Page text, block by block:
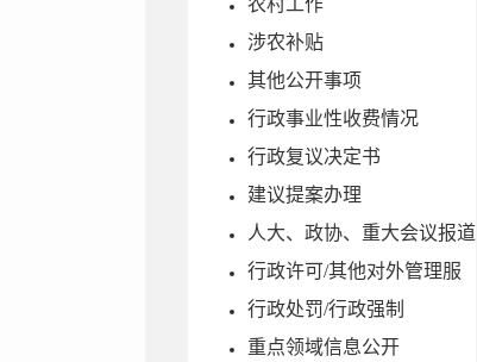
农村工作
涉农补贴
其他公开事项
行政事业性收费情况
行政复议决定书
建议提案办理
人大、政协、重大会议报道
行政许可/其他对外管理服
行政处罚/行政强制
重点领域信息公开